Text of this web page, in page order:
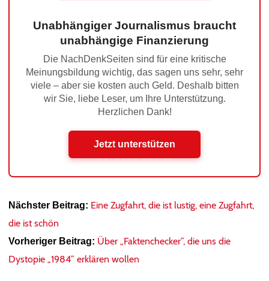
Unabhängiger Journalismus braucht
unabhängige Finanzierung
Die NachDenkSeiten sind für eine kritische
Meinungsbildung wichtig, das sagen uns sehr, sehr
viele – aber sie kosten auch Geld. Deshalb bitten
wir Sie, liebe Leser, um Ihre Unterstützung.
Herzlichen Dank!
Jetzt unterstützen
Nächster Beitrag: Eine Zugfahrt, die ist lustig, eine Zugfahrt,
die ist schön
Vorheriger Beitrag: Über „Faktenchecker”, die uns die
Dystopie „1984” erklären wollen